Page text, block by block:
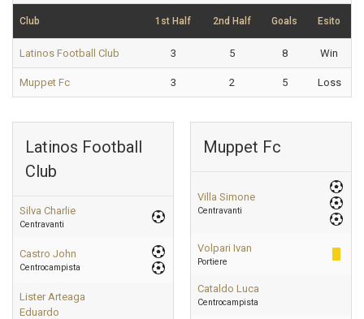
Club 1st Half 2nd Half Goals Esito
Latinos Football Club 3 5 8 Win
Muppet Fc 3 2 5 Loss
Latinos Football
Club
Silva Charlie
Centravanti
Castro John
Centrocampista
Lister Arteaga
Eduardo
Muppet Fc
Villa Simone
Centravanti
Volpari Ivan
Portiere
Cataldo Luca
Centrocampista